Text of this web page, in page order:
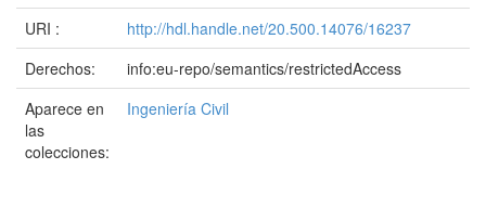
URI :
http://hdl.handle.net/20.500.14076/16237
Derechos:
info:eu-repo/semantics/restrictedAccess
Aparece en
las
colecciones:
Ingeniería Civil